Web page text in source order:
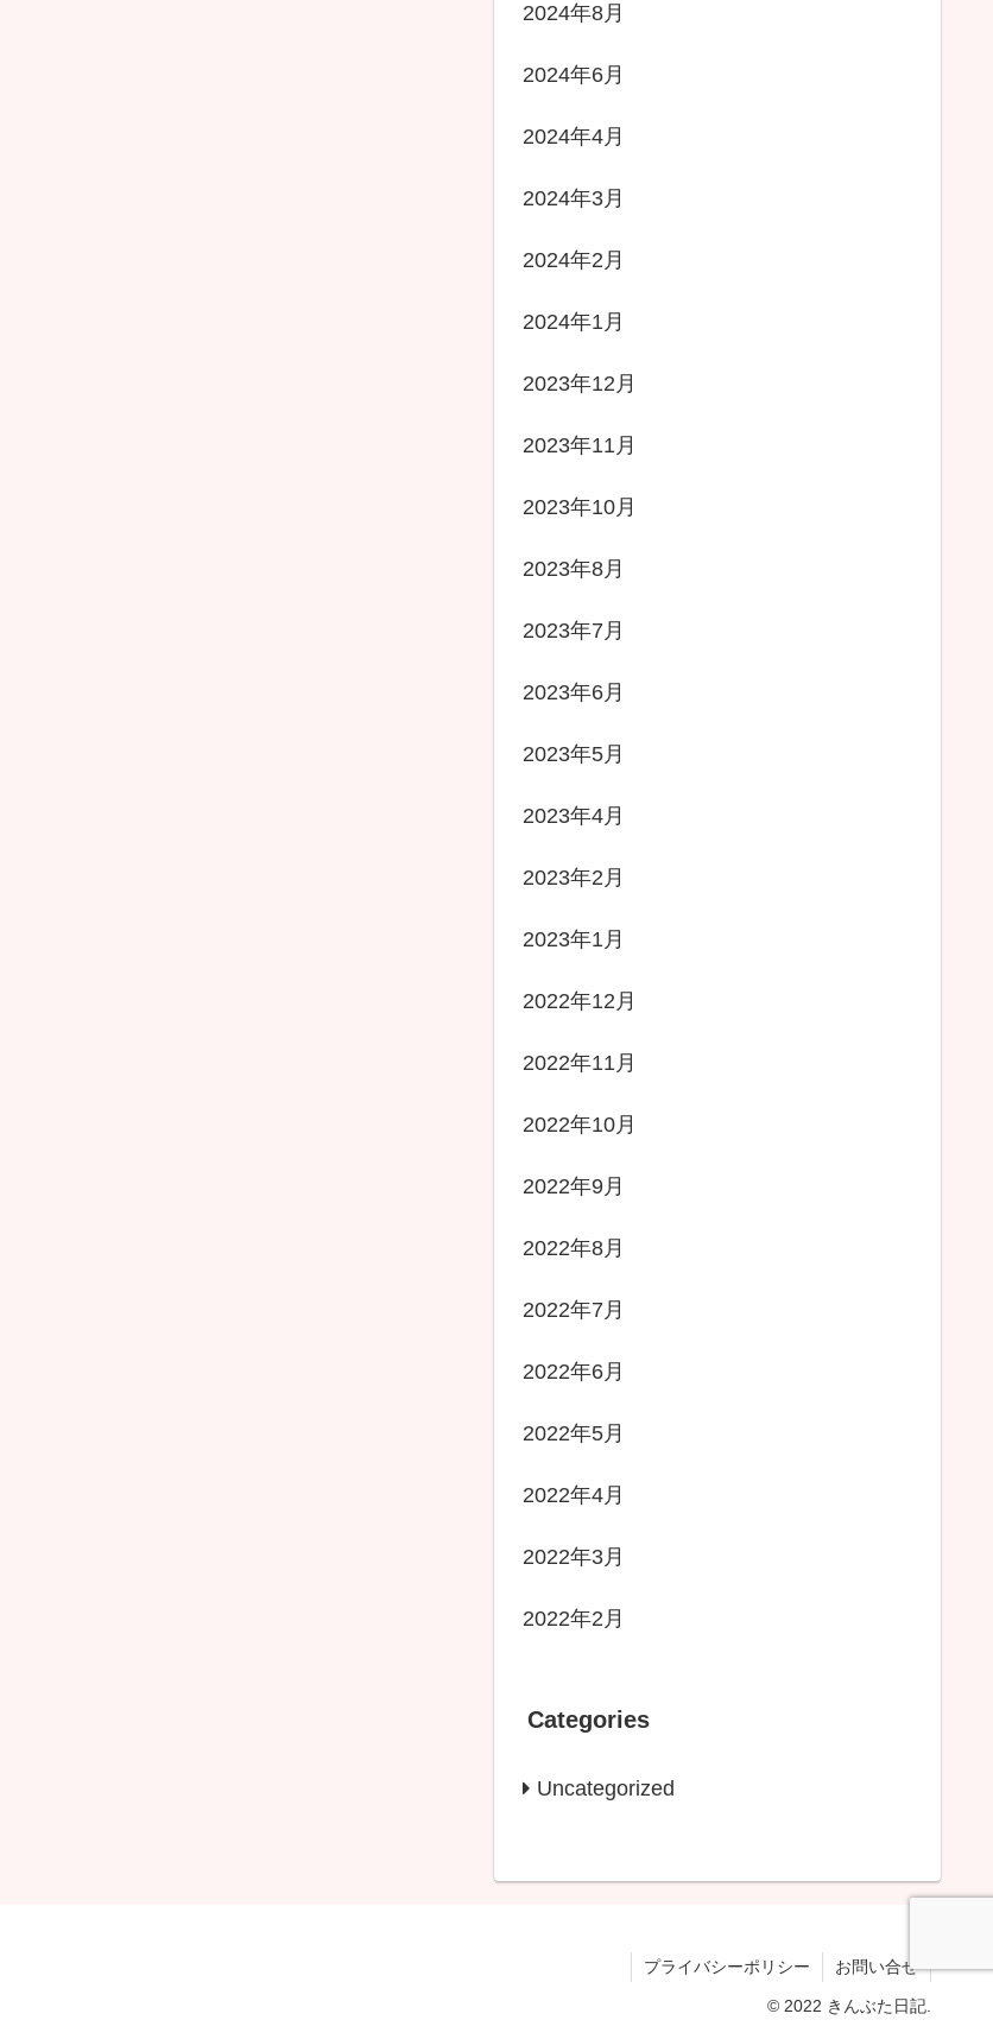
2024年8月
2024年6月
2024年4月
2024年3月
2024年2月
2024年1月
2023年12月
2023年11月
2023年10月
2023年8月
2023年7月
2023年6月
2023年5月
2023年4月
2023年2月
2023年1月
2022年12月
2022年11月
2022年10月
2022年9月
2022年8月
2022年7月
2022年6月
2022年5月
2022年4月
2022年3月
2022年2月
Categories
Uncategorized
プライバシーポリシー お問い合せ
© 2022 きんぶた日記.